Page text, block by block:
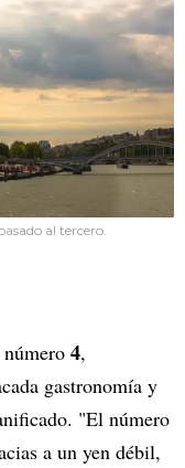
al tercero.
4,
gastronomía y
"El número
a un yen débil,